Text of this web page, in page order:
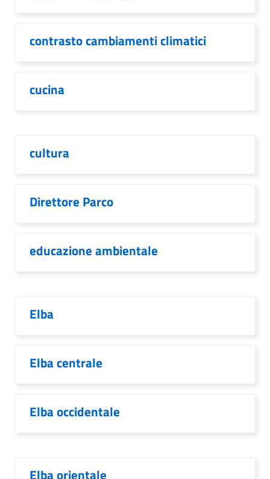
contrasto cambiamenti climatici
cucina
cultura
Direttore Parco
educazione ambientale
Elba
Elba centrale
Elba occidentale
Elba orientale